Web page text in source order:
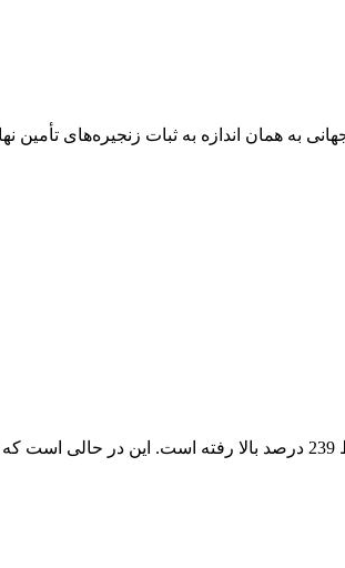
به همان اندازه به ثبات زنجیره‌های تأمین